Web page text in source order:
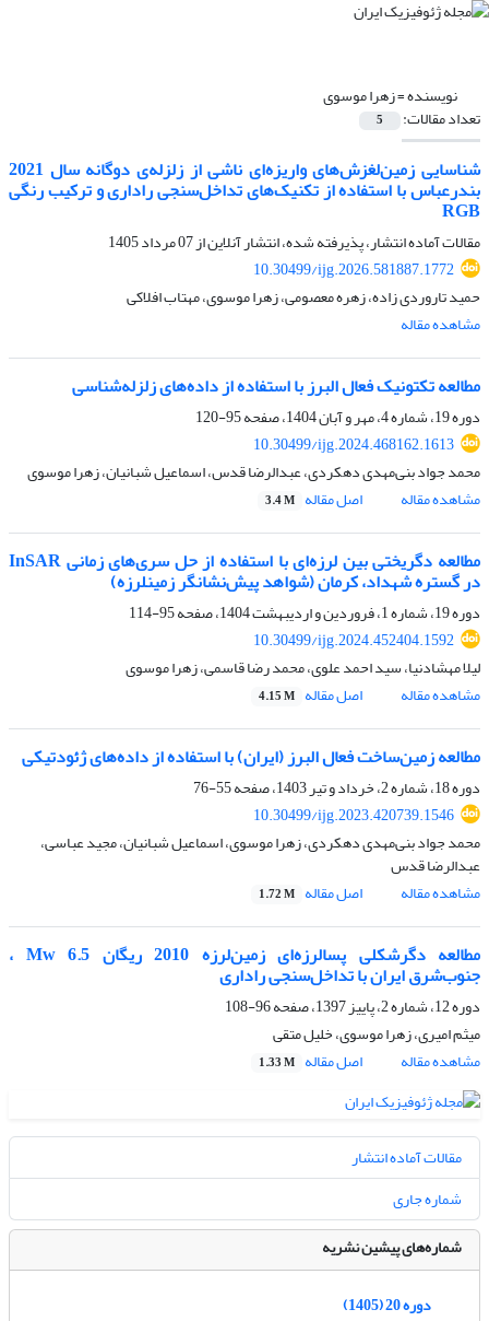
نویسنده =زهرا موسوی
تعداد مقالات: 5
شناسایی زمین‌لغزش‌های واریزه‌ای ناشی از زلزله‌ی دوگانه سال 2021
بندرعباس با استفاده از تکنیک‌های تداخل‌سنجی راداری و ترکیب رنگی
RGB
مقالات آماده انتشار، پذیرفته شده، انتشار آنلاین از07 مرداد 1405
10.30499/ijg.2026.581887.1772
حمید تاروردی زاده، زهره معصومی، زهرا موسوی، مهتاب افلاکی
مشاهده مقاله
مطالعه تکتونیک فعال البرز با استفاده از داده‌های زلزله‌شناسی
دوره 19، شماره 4، مهر و آبان 1404، صفحه
95-120
10.30499/ijg.2024.468162.1613
محمد جواد بنی‌مهدی دهکردی، عبدالرضا قدس، اسماعیل شبانیان، زهرا موسوی
مشاهده مقاله
اصل مقاله 3.4 M
مطالعه دگریختی بین لرزه‌ای با استفاده از حل سری‌های زمانی InSAR
در گستره شهداد، کرمان (شواهد پیش‌نشانگر زمینلرزه)
دوره 19، شماره 1، فروردین و اردیبهشت 1404، صفحه
95-114
10.30499/ijg.2024.452404.1592
لیلا مهشادنیا، سید احمد علوی، محمد رضا قاسمی، زهرا موسوی
مشاهده مقاله
اصل مقاله 4.15 M
مطالعه زمین‌ساخت فعال البرز (ایران) با استفاده از داده‌های ژئودتیکی
دوره 18، شماره 2، خرداد و تیر 1403، صفحه
55-76
10.30499/ijg.2023.420739.1546
محمد جواد بنی‌مهدی دهکردی، زهرا موسوی، اسماعیل شبانیان، مجید عباسی،
عبدالرضا قدس
مشاهده مقاله
اصل مقاله 1.72 M
مطالعه دگرشکلی پسالرزه‌ای زمین‌لرزه 2010 ریگان 6.5 Mw ،
جنوب‌شرق ایران با تداخل‌سنجی راداری
دوره 12، شماره 2، پاییز 1397، صفحه
96-108
میثم امیری، زهرا موسوی، خلیل متقی
مشاهده مقاله
اصل مقاله 1.33 M
مقالات آماده انتشار
شماره جاری
شماره‌های پیشین نشریه
دوره 20 (1405)